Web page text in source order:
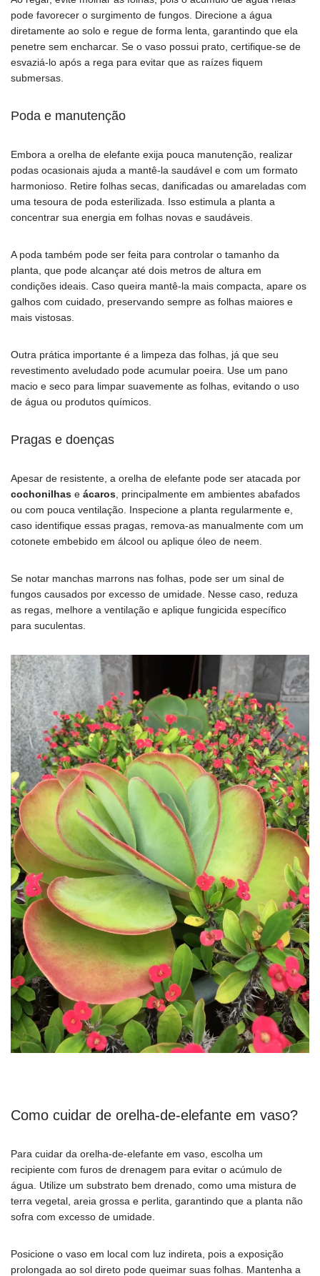
pode favorecer o surgimento de fungos. Direcione a água
diretamente ao solo e regue de forma lenta, garantindo que ela
penetre sem encharcar. Se o vaso possui prato, certifique-se de
esvaziá-lo após a rega para evitar que as raízes fiquem
submersas.
Poda e manutenção
Embora a orelha de elefante exija pouca manutenção, realizar
podas ocasionais ajuda a mantê-la saudável e com um formato
harmonioso. Retire folhas secas, danificadas ou amareladas com
uma tesoura de poda esterilizada. Isso estimula a planta a
concentrar sua energia em folhas novas e saudáveis.
A poda também pode ser feita para controlar o tamanho da
planta, que pode alcançar até dois metros de altura em
condições ideais. Caso queira mantê-la mais compacta, apare os
galhos com cuidado, preservando sempre as folhas maiores e
mais vistosas.
Outra prática importante é a limpeza das folhas, já que seu
revestimento aveludado pode acumular poeira. Use um pano
macio e seco para limpar suavemente as folhas, evitando o uso
de água ou produtos químicos.
Pragas e doenças
Apesar de resistente, a orelha de elefante pode ser atacada por
cochonilhas e ácaros , principalmente em ambientes abafados
ou com pouca ventilação. Inspecione a planta regularmente e,
caso identifique essas pragas, remova-as manualmente com um
cotonete embebido em álcool ou aplique óleo de neem.
Se notar manchas marrons nas folhas, pode ser um sinal de
fungos causados por excesso de umidade. Nesse caso, reduza
as regas, melhore a ventilação e aplique fungicida específico
para suculentas.
Como cuidar de orelha-de-elefante em vaso?
Para cuidar da orelha-de-elefante em vaso, escolha um
recipiente com furos de drenagem para evitar o acúmulo de
água. Utilize um substrato bem drenado, como uma mistura de
terra vegetal, areia grossa e perlita, garantindo que a planta não
sofra com excesso de umidade.
Posicione o vaso em local com luz indireta, pois a exposição
prolongada ao sol direto pode queimar suas folhas. Mantenha a